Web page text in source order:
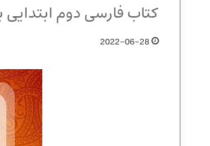
کتاب فارسی دوم ابتدایی
2022-06-28